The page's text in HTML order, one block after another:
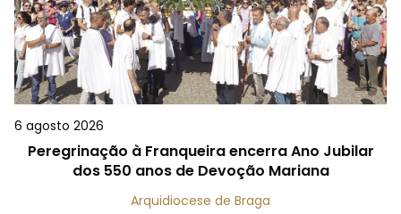
6 agosto 2026
Peregrinação à Franqueira encerra Ano Jubilar
dos 550 anos de Devoção Mariana
Arquidiocese de Braga